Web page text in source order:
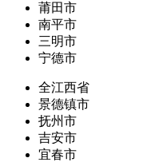
莆田市
南平市
三明市
宁德市
全江西省
景德镇市
抚州市
吉安市
宜春市